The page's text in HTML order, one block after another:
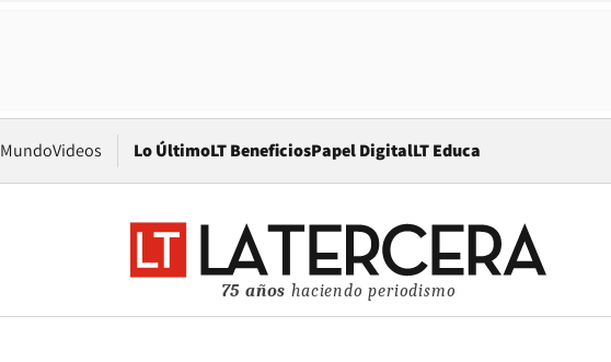
MundoVideos Lo ÚltimoLT BeneficiosPapel DigitalOpens in new window
LT Educa
75 años haciendo periodismo